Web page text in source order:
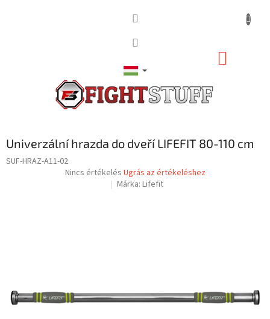
Univerzální hrazda do dveří LIFEFIT 80-110 cm
SUF-HRAZ-A11-02
A
Nincs értékelés Ugrás az értékeléshez
Márka: Lifefit